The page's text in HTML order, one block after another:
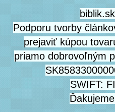
Podporu tvorby
prejaviť kúpou
priamo dobrovoľným
SWIFT: